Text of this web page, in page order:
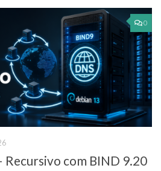
0
Recursivo com BIND 9.20